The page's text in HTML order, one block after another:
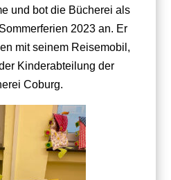
und bot die Bücherei als
2023 an. Er
mit seinem Reisemobil,
Kinderabteilung der
Coburg.